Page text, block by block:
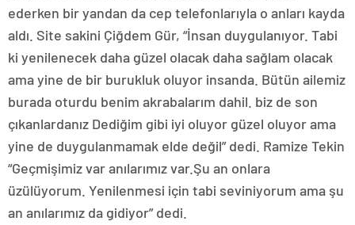
ederken bir yandan da cep telefonlarıyla o anları kayda
aldı. Site sakini Çiğdem Gür, “İnsan duygulanıyor. Tabi
ki yenilenecek daha güzel olacak daha sağlam olacak
ama yine de bir burukluk oluyor insanda. Bütün ailemiz
burada oturdu benim akrabalarım dahil. biz de son
çıkanlardanız Dediğim gibi iyi oluyor güzel oluyor ama
yine de duygulanmamak elde değil” dedi. Ramize Tekin
“Geçmişimiz var anılarımız var.Şu an onlara
üzülüyorum. Yenilenmesi için tabi seviniyorum ama şu
an anılarımız da gidiyor” dedi.